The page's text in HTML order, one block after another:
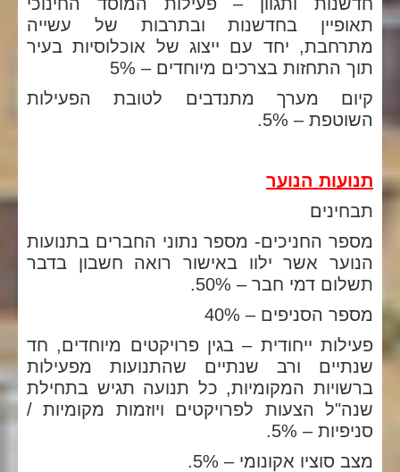
תאופיין בחדשנות ובתרבות של עשייה
מתרחבת, יחד עם ייצוג של אוכלוסיות בעיר
תוך התחזות בצרכים מיוחדים – 5%
קיום מערך מתנדבים לטובת הפעילות
השוטפת – 5%.
תנועות הנוער
תבחינים
מספר החניכים- מספר נתוני החברים בתנועות
הנוער אשר ילוו באישור רואה חשבון בדבר
תשלום דמי חבר – 50%.
מספר הסניפים – 40%
פעילות ייחודית – בגין פרויקטים מיוחדים, חד
שנתיים ורב שנתיים שהתנועות מפעילות
ברשויות המקומיות, כל תנועה תגיש בתחילת
שנה"ל הצעות לפרויקטים ויוזמות מקומיות /
סניפיות – 5%.
מצב סוציו אקונומי – 5%.